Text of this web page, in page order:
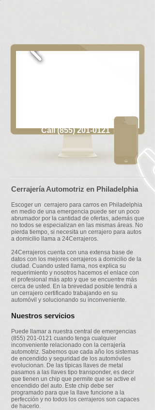
Call (855) 201-0121
Cerrajería Automotriz en Philadelphia
Escoger un cerrajero para carros en Philadelphia
en medio de una emergencia puede ser un poco
abrumador por la cantidad de ofertas, además que
no todos se especializan en las mismas áreas. No
pierda tiempo, si necesita un cerrajero para autos
a domicilio llama a 24Cerrajeros.
24Cerrajeros cuenta con una extensa base de
datos con los mejores cerrajeros a domicilio de la
ciudad. Cuando usted llama, nos explica su
requerimiento y nosotros hacemos el enlace con
el profesional más apto y que se encuentre más
cerca de usted. En la brevedad posible tendrá a
un cerrajero certificado trabajando en su
automóvil y solucionando su inconveniente.
Nuestros servicios
Puede llamar a nuestra central de emergencias
(855) 201-0121 cuando tenga cualquier
inconveniente relacionado con la cerrajería
automotriz. Sabemos que cada año los sistemas
de encendido y seguridad de los automóviles
evolucionan. De las típicas llaves de metal
pasamos a las llaves tipo transponder, es decir
que tienen un chip que permite que se active el
encendido del auto. Este chip debe ser
programado para que la llave funcione a la
perfección y no todos los cerrajeros son capaces
de hacerlo.